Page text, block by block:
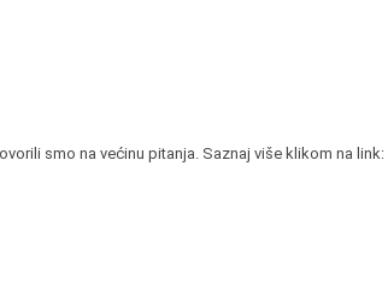
smo na većinu pitanja. Saznaj više klikom na link: